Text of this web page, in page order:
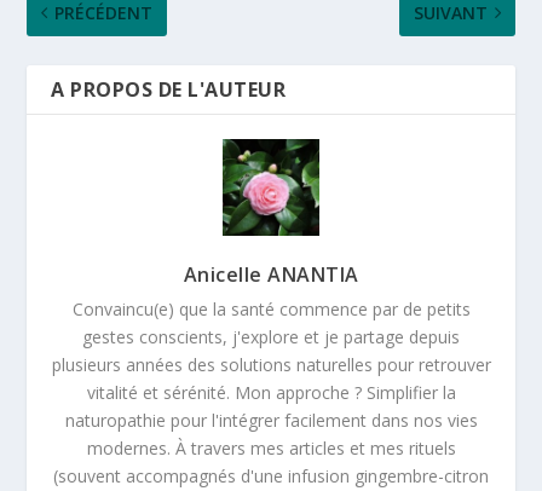
PRÉCÉDENT
SUIVANT
A PROPOS DE L'AUTEUR
Anicelle ANANTIA
Convaincu(e) que la santé commence par de petits
gestes conscients, j'explore et je partage depuis
plusieurs années des solutions naturelles pour retrouver
vitalité et sérénité. Mon approche ? Simplifier la
naturopathie pour l'intégrer facilement dans nos vies
modernes. À travers mes articles et mes rituels
(souvent accompagnés d'une infusion gingembre-citron